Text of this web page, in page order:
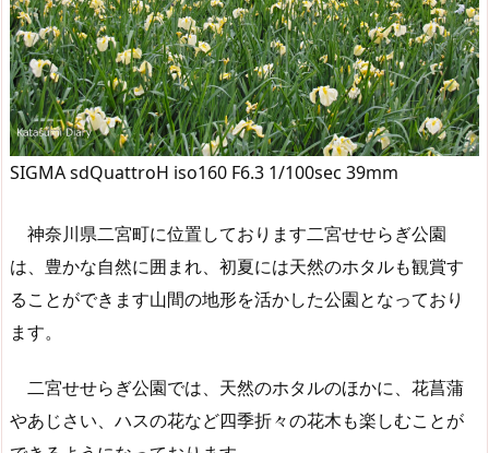
SIGMA sdQuattroH iso160 F6.3 1/100sec 39mm
神奈川県二宮町に位置しております二宮せせらぎ公園
は、豊かな自然に囲まれ、初夏には天然のホタルも観賞す
ることができます山間の地形を活かした公園となっており
ます。
二宮せせらぎ公園では、天然のホタルのほかに、花菖蒲
やあじさい、ハスの花など四季折々の花木も楽しむことが